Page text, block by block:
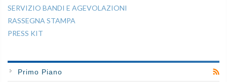
SERVIZIO BANDI E AGEVOLAZIONI
RASSEGNA STAMPA
PRESS KIT
Primo Piano